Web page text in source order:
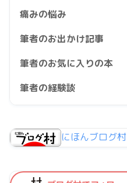
痛みの悩み
筆者のお出かけ記事
筆者のお気に入りの本
筆者の経験談
にほんブログ村